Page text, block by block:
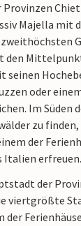
Provinzen
Majella mit
den
seinen
oder
Im Süden
zu finden,
der
Italien erfreuen.
der
viertgrößte
der